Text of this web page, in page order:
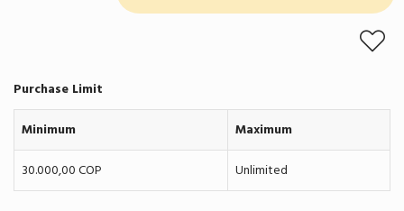
Purchase Limit
Minimum
Maximum
30.000,00 COP
Unlimited